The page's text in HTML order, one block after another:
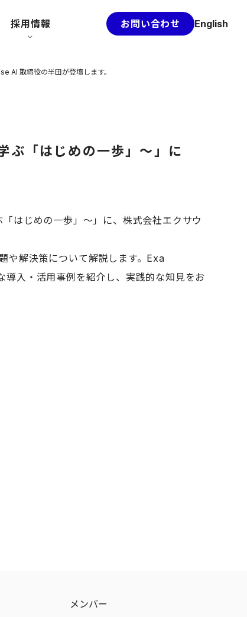
採用情報 お問い合わせ English
AI 取締役の半田が登壇します。
「はじめの一歩」～」に
はじめの一歩」～」に、株式会社エクサウ
や解決策について解説します。Exa
入・活用事例を紹介し、実践的な知見をお
メンバー